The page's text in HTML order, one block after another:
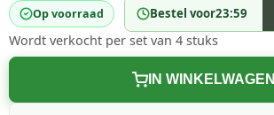
Op voorraad Bestel voor23:59
Wordt verkocht per set van 4 stuks
IN WINKELWAGEN